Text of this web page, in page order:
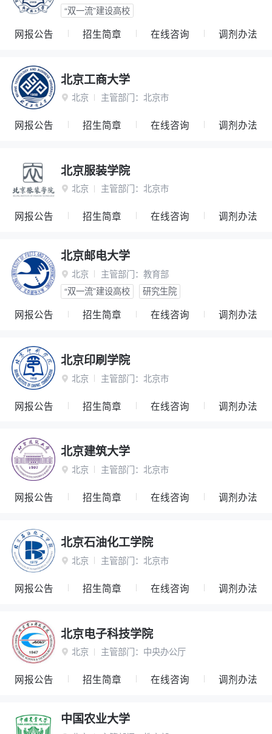
“双一流”建设高校
网报公告 招生简章 在线咨询 调剂办法
北京工商大学
 北京 主管部门： 北京市
网报公告 招生简章 在线咨询 调剂办法
北京服装学院
 北京 主管部门： 北京市
网报公告 招生简章 在线咨询 调剂办法
北京邮电大学
 北京 主管部门： 教育部
“双一流”建设高校
研究生院
网报公告 招生简章 在线咨询 调剂办法
北京印刷学院
 北京 主管部门： 北京市
网报公告 招生简章 在线咨询 调剂办法
北京建筑大学
 北京 主管部门： 北京市
网报公告 招生简章 在线咨询 调剂办法
北京石油化工学院
 北京 主管部门： 北京市
网报公告 招生简章 在线咨询 调剂办法
北京电子科技学院
 北京 主管部门： 中央办公厅
网报公告 招生简章 在线咨询 调剂办法
中国农业大学